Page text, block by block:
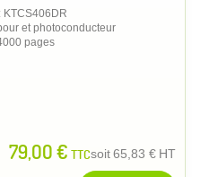
KTCS406DR
et photoconducteur
pages
79,00 € TTCsoit65,83 € HT